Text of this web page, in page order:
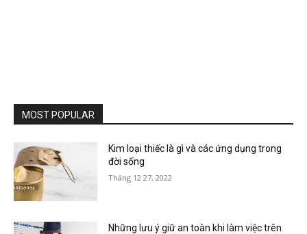
MOST POPULAR
Kim loại thiếc là gì và các ứng dụng trong
đời sống
Tháng 12 27, 2022
Những lưu ý giữ an toàn khi làm việc trên